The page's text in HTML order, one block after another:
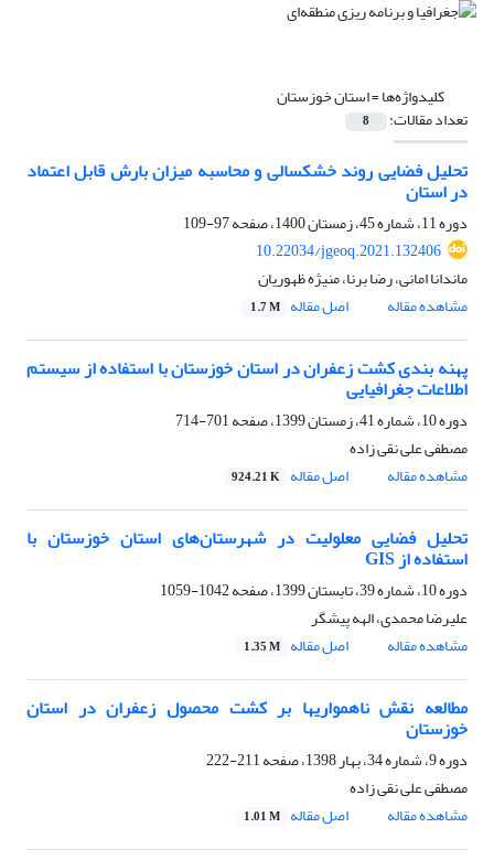
کلیدواژه‌ها =استان خوزستان
تعداد مقالات: 8
تحلیل فضایی روند خشکسالی و محاسبه میزان بارش قابل اعتماد
در استان
دوره 11، شماره 45، زمستان 1400، صفحه
97-109
10.22034/jgeoq.2021.132406
ماندانا امانی، رضا برنا، منیژه ظهوریان
مشاهده مقاله
اصل مقاله 1.7 M
پهنه بندی کشت زعفران در استان خوزستان با استفاده از سیستم
اطلاعات جغرافیایی
دوره 10، شماره 41، زمستان 1399، صفحه
701-714
مصطفی علی نقی زاده
مشاهده مقاله
اصل مقاله 924.21 K
تحلیل فضایی معلولیت در شهرستان‌های استان خوزستان با
استفاده از ‏GIS
دوره 10، شماره 39، تابستان 1399، صفحه
1042-1059
علیرضا محمدی، الهه پیشگر
مشاهده مقاله
اصل مقاله 1.35 M
مطالعه نقش ناهمواریها بر کشت محصول زعفران در استان
خوزستان
دوره 9، شماره 34، بهار 1398، صفحه
211-222
مصطفی علی نقی زاده
مشاهده مقاله
اصل مقاله 1.01 M